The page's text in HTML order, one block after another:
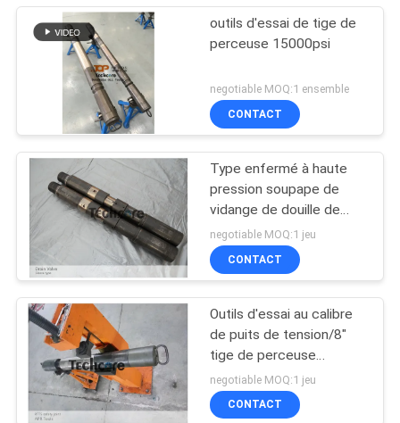
PRIVACY
POLICY
outils d'essai de tige de
perceuse 15000psi
negotiable MOQ:1 ensemble
CONTACT
Type enfermé à haute
pression soupape de
vidange de douille de
trou d'outils d'essai de
tige de perceuse
negotiable MOQ:1 jeu
CONTACT
Outils d'essai au calibre
de puits de tension/8"
tige de perceuse
examinant le type de
RTTS
negotiable MOQ:1 jeu
CONTACT